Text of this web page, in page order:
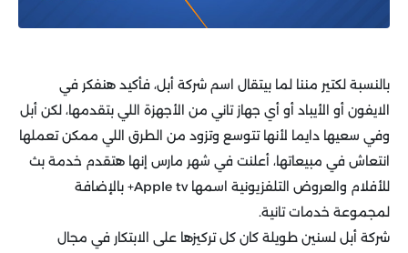
بالنسبة لكتير مننا لما بيتقال اسم شركة أبل، فأكيد هنفكر في
الايفون أو الأيباد أو أي جهاز تاني من الأجهزة اللي بتقدمها، لكن أبل
وفي سعيها دايما لأنها تتوسع وتزود من الطرق اللي ممكن تعملها
انتعاش في مبيعاتها، أعلنت في شهر مارس إنها هتقدم خدمة بث
للأفلام والعروض التلفزيونية اسمها Apple tv+ بالإضافة
لمجموعة خدمات تانية.
شركة أبل لسنين طويلة كان كل تركيزها على الابتكار في مجال